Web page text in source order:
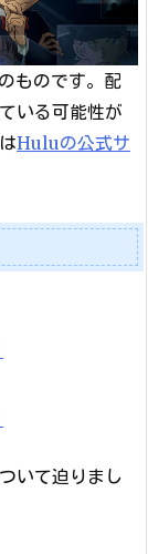
ものです。配
いる可能性が
Huluの公式サ
いて迫りまし